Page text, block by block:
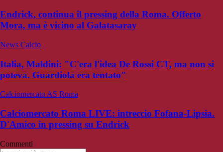
Endrick, continua il pressing della Roma. Offerto
Mora, ma è vicino al Galatasaray
News Calcio
Italia, Maldini: "C'era l'idea De Rossi CT, ma non si
poteva. Guardiola era tentato"
Calciomercato AS Roma
Calciomercato Roma LIVE: intreccio Fofana-Lipsia.
D'Amico in pressing su Endrick
Commenti